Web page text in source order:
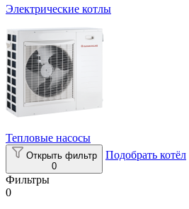
Электрические котлы
Тепловые насосы
Открыть фильтр
0
Подобрать котёл
Фильтры
0